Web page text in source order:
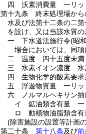
四
沃素消費量 一リッ
第十九条
終末処理場か
水及び法第十二条の二
を設け、又は当該水質
一
下水道法施行令(昭
場合においては、同項
二
温度 四十五度未満
三
水素イオン濃度 水
四
生物化学的酸素要
五
浮遊物質量 一リッ
六
ノルマルヘキサン
イ
鉱油類含有量 一
ロ
動植物油脂類含
(除害施設の設置等計画
第二十条
第十八条及び前